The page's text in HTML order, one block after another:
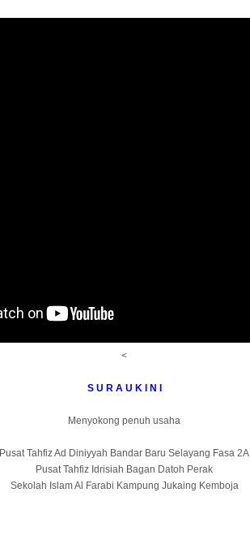
<
S U R A U K I N I
Menyokong penuh usaha
Pusat Tahfiz Ad Diniyyah Bandar Baru Selayang Fasa 2A
Pusat Tahfiz Idrisiah Bagan Datoh Perak
Sekolah Islam Al Farabi Kampung Jukaing Kemboja